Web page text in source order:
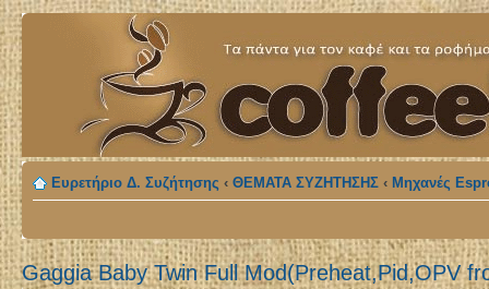
Ευρετήριο Δ. Συζήτησης ‹ ΘΕΜΑΤΑ ΣΥΖΗΤΗΣΗΣ ‹ Μηχανές
Gaggia Baby Twin Full Mod(Preheat,Pid,OPV